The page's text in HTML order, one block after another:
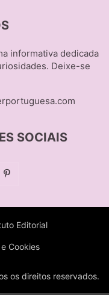
informativa dedicada
Deixe-se
SOCIAIS
Editorial
Cookies
os direitos reservados.